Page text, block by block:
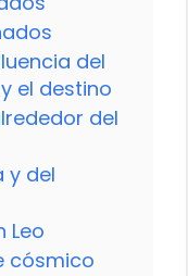
del
el destino
del
y del
Leo
cósmico